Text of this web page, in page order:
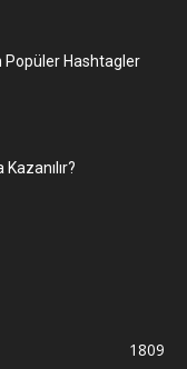
Popüler Hashtagler
1809